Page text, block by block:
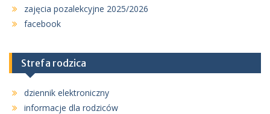
zajęcia pozalekcyjne 2025/2026
facebook
Strefa rodzica
dziennik elektroniczny
informacje dla rodziców